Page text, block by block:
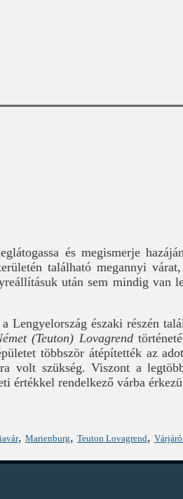
és megismerje
található megannyi
után sem mindig van
Lengyelország északi részén
(Teuton) Lovagrend
többször átépítették az
volt szükség. Viszont a
értékkel rendelkező várba
, Marienburg, Teuton Lovagrend,